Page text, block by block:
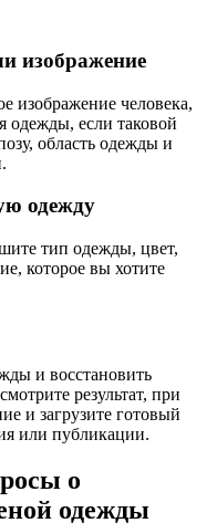
изображение
изображение человека,
одежды, если таковой
область одежды и
одежду
тип одежды, цвет,
которое вы хотите
и восстановить
результат, при
и загрузите готовый
или публикации.
о
одежды